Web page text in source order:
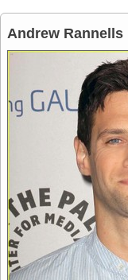
Andrew Rannells